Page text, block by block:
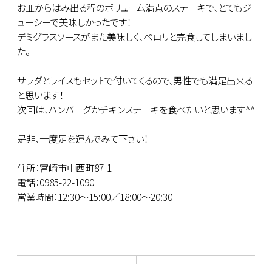
お皿からはみ出る程のボリューム満点のステーキで、とてもジ
ューシーで美味しかったです！
デミグラスソースがまた美味しく、ペロリと完食してしまいまし
た。
サラダとライスもセットで付いてくるので、男性でも満足出来る
と思います！
次回は、ハンバーグかチキンステーキを食べたいと思います^^
是非、一度足を運んでみて下さい！
住所：宮崎市中西町87-1
電話：0985-22-1090
営業時間：12:30～15:00／18:00～20:30